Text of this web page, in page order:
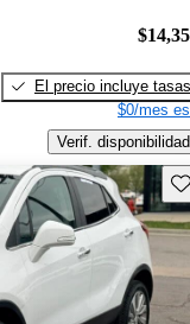
El precio incluye tasas
$0/mes
Verif. disponibilidad